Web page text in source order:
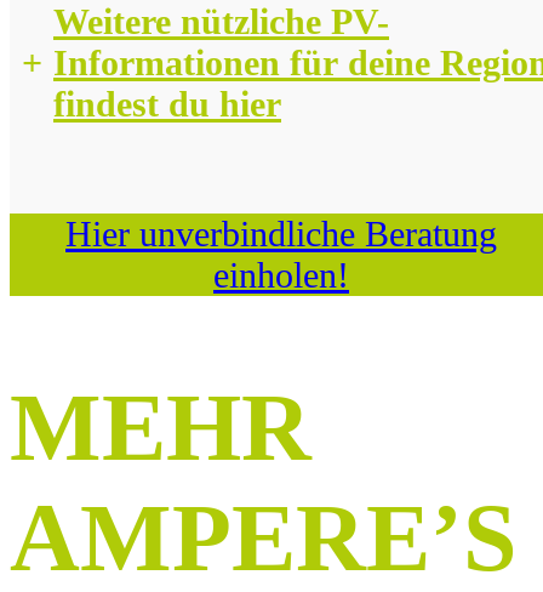
+
Weitere nützliche PV-
Informationen für deine
findest du hier
Hier unverbindliche Beratung
einholen!
MEHR
AMPERE’S